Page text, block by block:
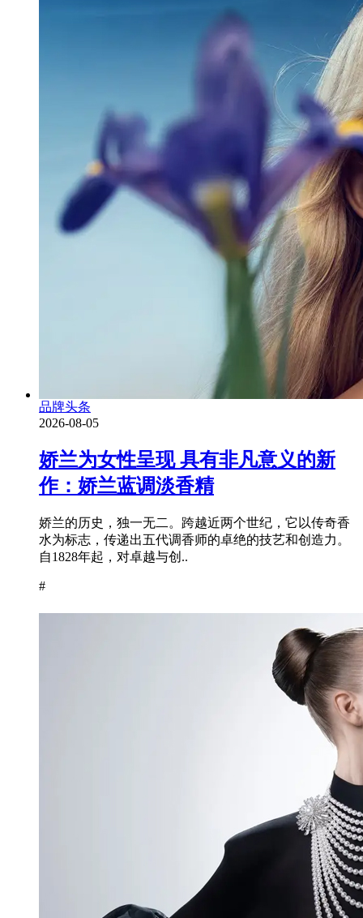
品牌头条
2026-08-05
娇兰为女性呈现 具有非凡意义的新
作：娇兰蓝调淡香精
娇兰的历史，独一无二。跨越近两个世纪，它以传奇香
水为标志，传递出五代调香师的卓绝的技艺和创造力。
自1828年起，对卓越与创..
#